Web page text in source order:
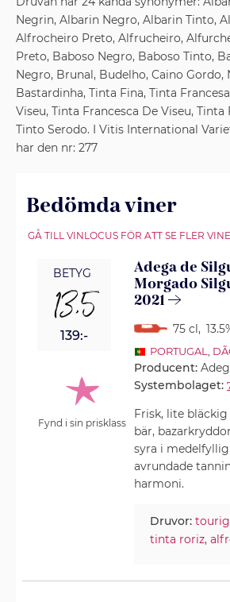
Negrin, Albarin Negro, Albarin Tinto,
Alfrocheiro Preto, Alfrucheiro,
Preto, Baboso Negro, Baboso Tinto,
Negro, Brunal, Budelho, Caino Gordo,
Bastardinha, Tinta Fina, Tinta
Viseu, Tinta Francesca De Viseu, Tinta
Tinto Serodo. I Vitis International
har den nr: 277
Bedömda viner
GÅ TILL VINLOCUS FÖR ATT SE FLER
BETYG
13,5
139:-
Fynd i sin prisklass
Adega de
Morgado
2021
75 cl,
PORTUGAL
Producent:
Systembolaget:
Frisk, lite
bär,
syra i
avrundade
harmoni.
Druvor:
tinta roriz,